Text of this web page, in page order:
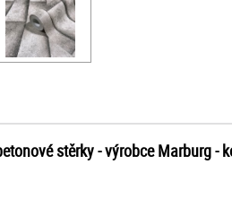
stěrky -výrobce Marburg -